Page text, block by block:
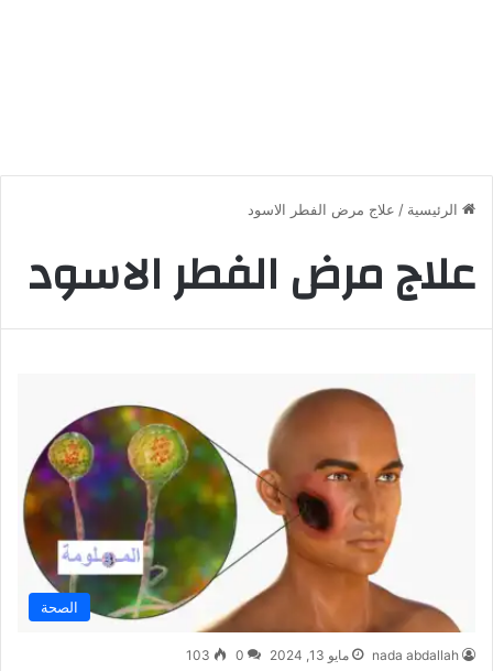
الرئيسية / علاج مرض الفطر الاسود
علاج مرض الفطر الاسود
الصحة
nada abdallah مايو 13, 2024 0
103